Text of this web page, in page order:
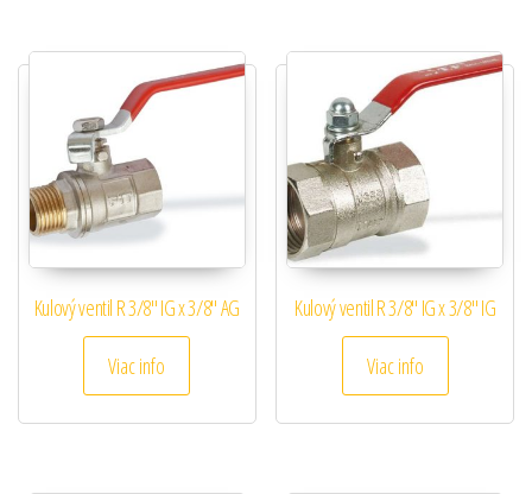
Kulový ventil R 3/8″ IG x 3/8″ AG
Viac info
Kulový ventil R 3/8″ IG x 3/8″ IG
Viac info